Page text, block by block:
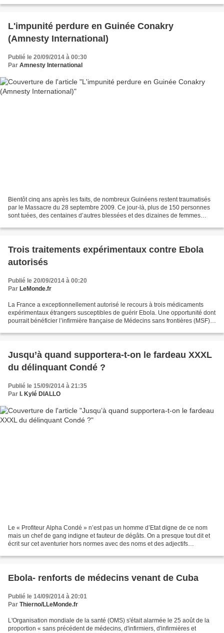
L'impunité perdure en Guinée Conakry
(Amnesty International)
Publié le 20/09/2014 à 00:30
Par Amnesty International
Bientôt cinq ans après les faits, de nombreux Guinéens restent traumatisés
par le Massacre du 28 septembre 2009. Ce jour-là, plus de 150 personnes
sont tuées, des centaines d’autres blessées et des dizaines de femmes
Trois traitements expérimentaux contre Ebola
autorisés
Publié le 20/09/2014 à 00:20
Par LeMonde.fr
La France a exceptionnellement autorisé le recours à trois médicaments
expérimentaux étrangers susceptibles de guérir Ebola. Une opportunité dont
pourrait bénéficier l’infirmière française de Médecins sans frontières (MSF)
Jusqu’à quand supportera-t-on le fardeau XXXL
du délinquant Condé ?
Publié le 15/09/2014 à 21:35
Par I. Kylé DIALLO
Le « Profiteur Alpha Condé » n’est pas un homme d’Etat digne de ce nom
mais un chef de gang indigne et fauteur de dégâts. On a presque tout dit et
écrit sur cet aventurier hors normes avec des noms et des adjectifs
Ebola- renforts de médecins venant de Cuba
Publié le 14/09/2014 à 20:01
Par Thierno/LLeMonde.fr
L'Organisation mondiale de la santé (OMS) s'était alarmée le 25 août de la
proportion « sans précédent de médecins, d'infirmiers, d'infirmières et